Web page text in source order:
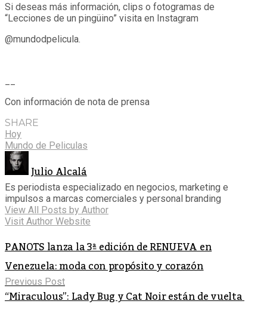
Si deseas más información, clips o fotogramas de
“Lecciones de un pingüino” visita en Instagram
@mundodpelicula.
Con información de nota de prensa
SHARE
Hoy
Mundo de Peliculas
Julio Alcalá
Es periodista especializado en negocios, marketing e
impulsos a marcas comerciales y personal branding
View All Posts by Author
Visit Author Website
PANOTS lanza la 3ª edición de RENUEVA en
Venezuela: moda con propósito y corazón
Previous Post
“Miraculous”: Lady Bug y Cat Noir están de vuelta